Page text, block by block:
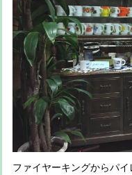
ファイヤーキングからパ